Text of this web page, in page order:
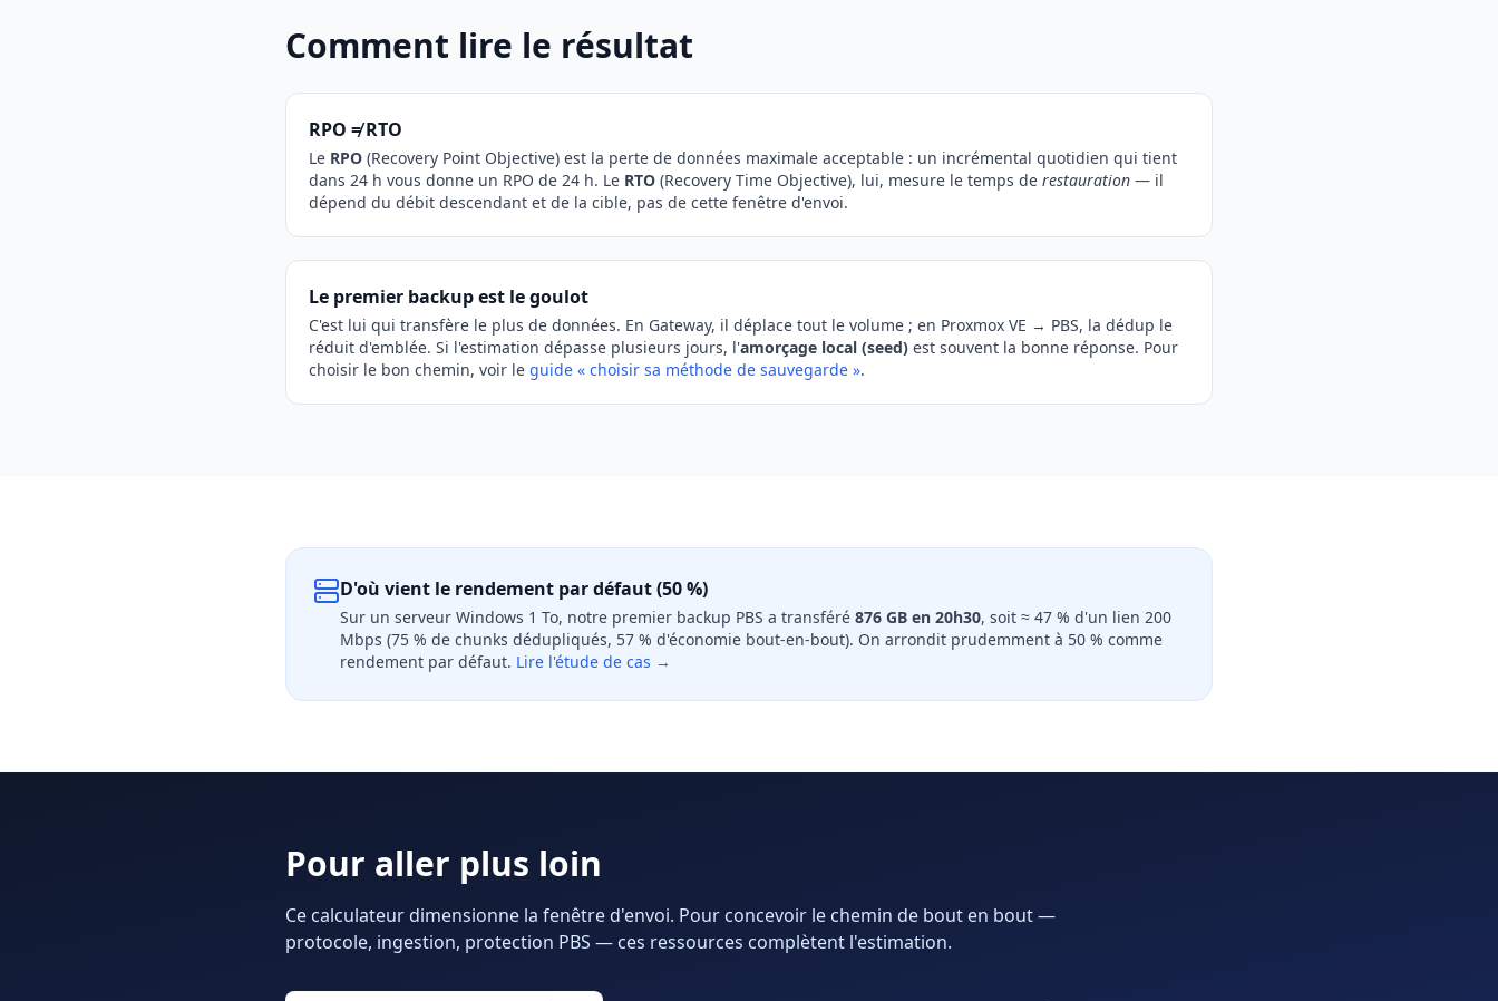
Comment lire le résultat
RPO ≠ RTO
Le RPO (Recovery Point Objective) est la perte de données maximale acceptable : un incrémental quotidien qui tient
dans 24 h vous donne un RPO de 24 h. Le RTO (Recovery Time Objective), lui, mesure le temps de restauration — il
dépend du débit descendant et de la cible, pas de cette fenêtre d'envoi.
Le premier backup est le goulot
C'est lui qui transfère le plus de données. En Gateway, il déplace tout le volume ; en Proxmox VE → PBS, la dédup le
réduit d'emblée. Si l'estimation dépasse plusieurs jours, l'amorçage local (seed) est souvent la bonne réponse. Pour
choisir le bon chemin, voir le guide « choisir sa méthode de sauvegarde ».
D'où vient le rendement par défaut (50 %)
Sur un serveur Windows 1 To, notre premier backup PBS a transféré 876 GB en 20h30, soit ≈ 47 % d'un lien 200
Mbps (75 % de chunks dédupliqués, 57 % d'économie bout-en-bout). On arrondit prudemment à 50 % comme
rendement par défaut. Lire l'étude de cas →
Pour aller plus loin
Ce calculateur dimensionne la fenêtre d'envoi. Pour concevoir le chemin de bout en bout —
protocole, ingestion, protection PBS — ces ressources complètent l'estimation.